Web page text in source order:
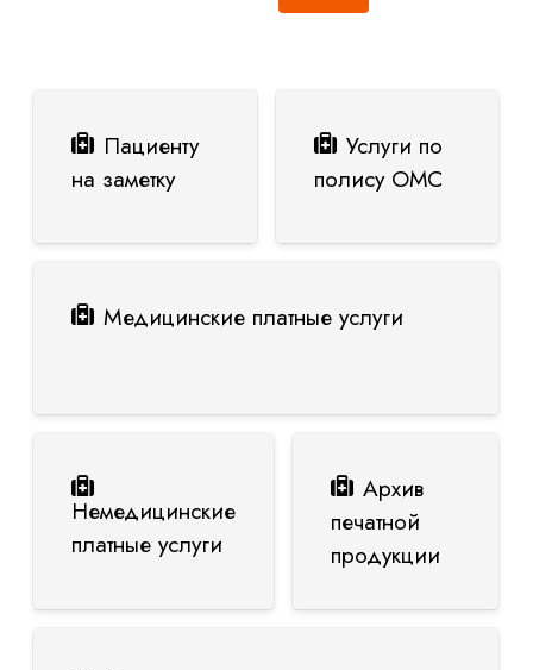
Пациенту
на заметку
Услуги по
полису ОМС
Медицинские платные услуги
Немедицинские
платные услуги
Архив
печатной
продукции